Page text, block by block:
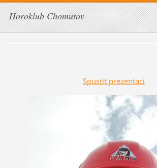
Horoklub Chomutov
Spustit prezentaci